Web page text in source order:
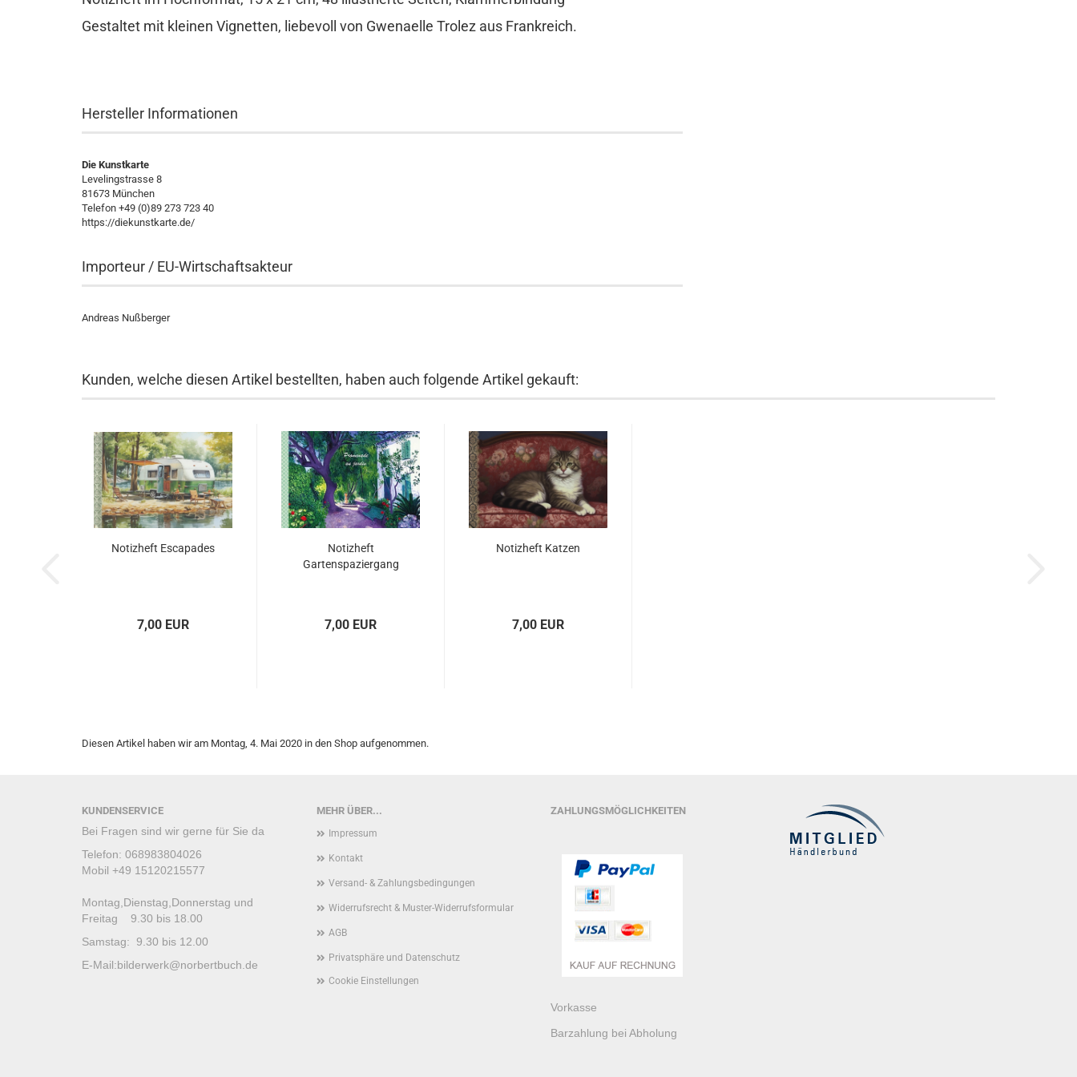
Gestaltet mit kleinen Vignetten, liebevoll von Gwenaelle Trolez aus Frankreich.
Hersteller Informationen
Die Kunstkarte
Levelingstrasse 8
81673 München
Telefon +49 (0)89 273 723 40
https://diekunstkarte.de/
Importeur / EU-Wirtschaftsakteur
Andreas Nußberger
Kunden, welche diesen Artikel bestellten, haben auch folgende Artikel gekauft:
Notizheft Escapades
7,00 EUR
Notizheft
Gartenspaziergang
7,00 EUR
Notizheft Katzen
7,00 EUR
Diesen Artikel haben wir am Montag, 4. Mai 2020 in den Shop aufgenommen.
MEHR ÜBER...
Impressum
Kontakt
Versand- & Zahlungsbedingungen
Widerrufsrecht & Muster-Widerrufsformular
AGB
Privatsphäre und Datenschutz
Cookie Einstellungen
ZAHLUNGSMÖGLICHKEITEN
Vorkasse
Barzahlung bei Abholung
KUNDENSERVICE
Bei Fragen sind wir gerne für Sie da
Telefon: 068983804026
Mobil +49 15120215577
Montag,Dienstag,Donnerstag und
Freitag 9.30 bis 18.00
Samstag: 9.30 bis 12.00
E-Mail:bilderwerk@norbertbuch.de